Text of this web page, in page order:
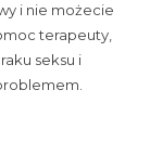
i nie możecie
terapeuty,
seksu i